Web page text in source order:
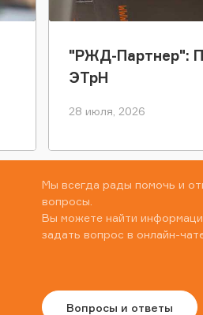
"РЖД-Партнер":
ЭТрН
28 июля, 2026
Мы всегда рады помочь и
вопросы.
Вы можете найти
задать вопрос в онлайн-
Вопросы и ответы